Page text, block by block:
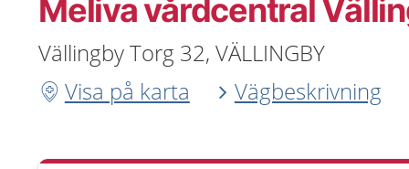
Meliva vårdcentral
Vällingby Torg 32, VÄLLINGBY
Visa på karta
Vägbeskrivning